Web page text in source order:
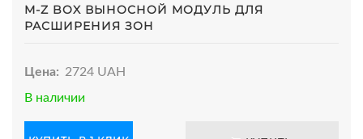
M-Z BOX ВЫНОСНОЙ МОДУЛЬ ДЛЯ
РАСШИРЕНИЯ ЗОН
Цена: 2724 UAH
В наличии